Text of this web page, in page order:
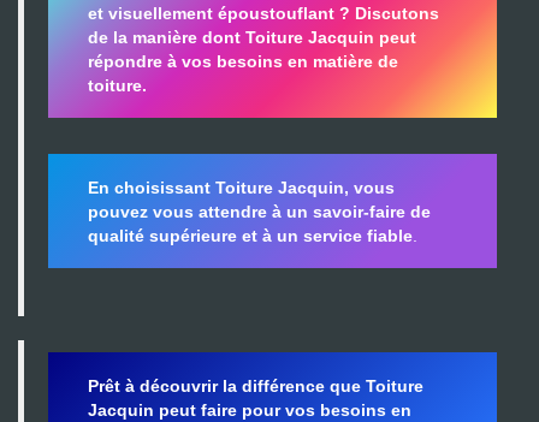
et visuellement époustouflant ? Discutons
de la manière dont Toiture Jacquin peut
répondre à vos besoins en matière de
toiture.
En choisissant Toiture Jacquin, vous
pouvez vous attendre à un savoir-faire de
qualité supérieure et à un service fiable
Prêt à découvrir la différence que Toiture
Jacquin peut faire pour vos besoins en